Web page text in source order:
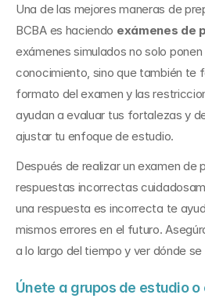
Una de las mejores maneras de
BCBA es haciendo exámenes de
exámenes simulados no solo
conocimiento, sino que también te
formato del examen y las
ayudan a evaluar tus fortalezas y
ajustar tu enfoque de estudio.
Después de realizar un examen de
respuestas incorrectas
una respuesta es incorrecta te
mismos errores en el futuro.
a lo largo del tiempo y ver dónde
Únete a grupos de estudio